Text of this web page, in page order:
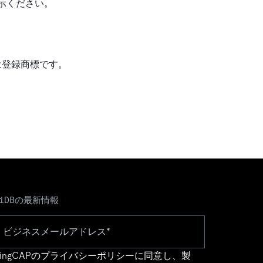
ください。
録商標です。
の最新情報
のプライバシーポリシーに同意し、製